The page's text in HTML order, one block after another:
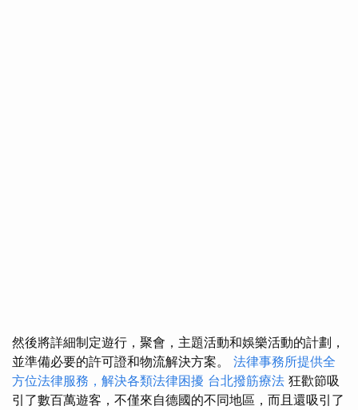
然後將詳細制定遊行，聚會，主題活動和娛樂活動的計劃，
並準備必要的許可證和物流解決方案。 法律事務所提供全
方位法律服務，解決各類法律困擾 台北撥筋療法 狂歡節吸
引了數百萬遊客，不僅來自德國的不同地區，而且還吸引了